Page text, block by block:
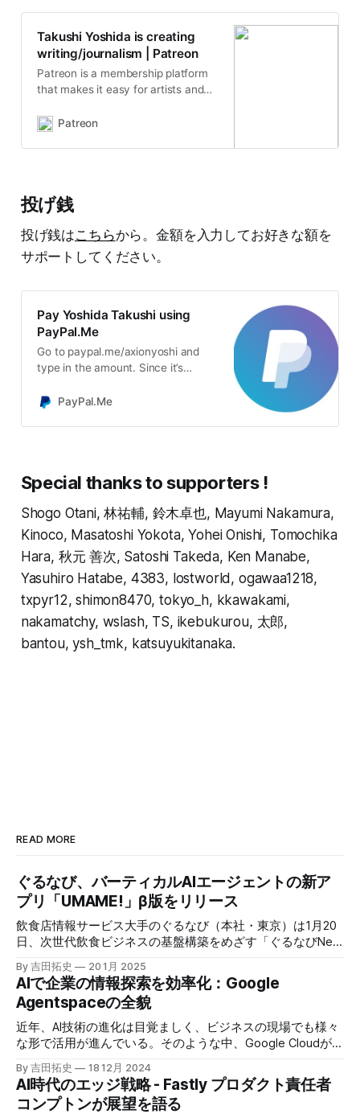
クノロジー企業にお勤めの方、政策
性を担保するため支援を募っていま
す。
Takushi Yoshida is creating
writing/journalism | Patreon
Patreon is a membership platform
that makes it easy for artists and
200,000 creators earning salaries
Patreon
投げ銭
投げ銭はこちらから。金額を入力してお好きな額を
サポートしてください。
Pay Yoshida Takushi using
PayPal.Me
Go to paypal.me/axionyoshi and
type in the amount. Since it’s
have a PayPal account? No
PayPal.Me
Special thanks to supporters !
Shogo Otani, 林祐輔, 鈴木卓也, Mayumi Nakamura,
Kinoco, Masatoshi Yokota, Yohei Onishi, Tomochika
Hara, 秋元 善次, Satoshi Takeda, Ken Manabe,
Yasuhiro Hatabe, 4383, lostworld, ogawaa1218,
txpyr12, shimon8470, tokyo_h, kkawakami,
nakamatchy, wslash, TS, ikebukurou, 太郎,
bantou, ysh_tmk, katsuyukitanaka.
READ MORE
ぐるなび、バーティカルAIエージェントの新ア
プリ「UMAME!」β版をリリース
飲食店情報サービス大手のぐるなび（本社・東京）は1月20
日、次世代飲食ビジネスの基盤構築をめざす「ぐるなびNext
プロジェクト」の初成果として、新たな飲食店探索アプリ
「UMAME!（うまみー！）」のβ版を公開した。
By 吉田拓史 20 1月 2025
AIで企業の情報探索を効率化：Google
Agentspaceの全貌
近年、AI技術の進化は目覚ましく、ビジネスの現場でも様々
な形で活用が進んでいる。そのような中、Google Cloudが新
たに発表したGoogle Agentspaceは、いま注目を集めるAIエ
ージェントがエンタープライズITを大きく変革する予兆と言
えるだろう。
By 吉田拓史 18 12月 2024
AI時代のエッジ戦略 - Fastly プロダクト責任者
コンプトンが展望を語る